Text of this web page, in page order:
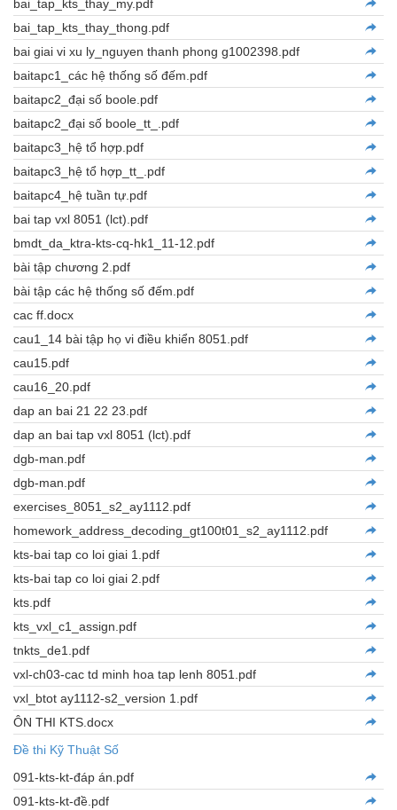
bai_tap_kts_thay_my.pdf
bai_tap_kts_thay_thong.pdf
bai giai vi xu ly_nguyen thanh phong g1002398.pdf
baitapc1_các hệ thống số đếm.pdf
baitapc2_đại số boole.pdf
baitapc2_đại số boole_tt_.pdf
baitapc3_hệ tổ hợp.pdf
baitapc3_hệ tổ hợp_tt_.pdf
baitapc4_hệ tuần tự.pdf
bai tap vxl 8051 (lct).pdf
bmdt_da_ktra-kts-cq-hk1_11-12.pdf
bài tập chương 2.pdf
bài tập các hệ thống số đếm.pdf
cac ff.docx
cau1_14 bài tập họ vi điều khiển 8051.pdf
cau15.pdf
cau16_20.pdf
dap an bai 21 22 23.pdf
dap an bai tap vxl 8051 (lct).pdf
dgb-man.pdf
dgb-man.pdf
exercises_8051_s2_ay1112.pdf
homework_address_decoding_gt100t01_s2_ay1112.pdf
kts-bai tap co loi giai 1.pdf
kts-bai tap co loi giai 2.pdf
kts.pdf
kts_vxl_c1_assign.pdf
tnkts_de1.pdf
vxl-ch03-cac td minh hoa tap lenh 8051.pdf
vxl_btot ay1112-s2_version 1.pdf
ÔN THI KTS.docx
Đề thi Kỹ Thuật Số
091-kts-kt-đáp án.pdf
091-kts-kt-đề.pdf